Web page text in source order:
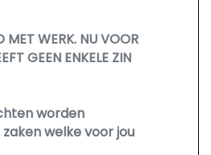
MET WERK. NU VOOR
GEEN ENKELE ZIN
worden
welke voor jou